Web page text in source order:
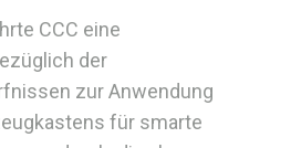
CCC eine
der
zur Anwendung
für smarte